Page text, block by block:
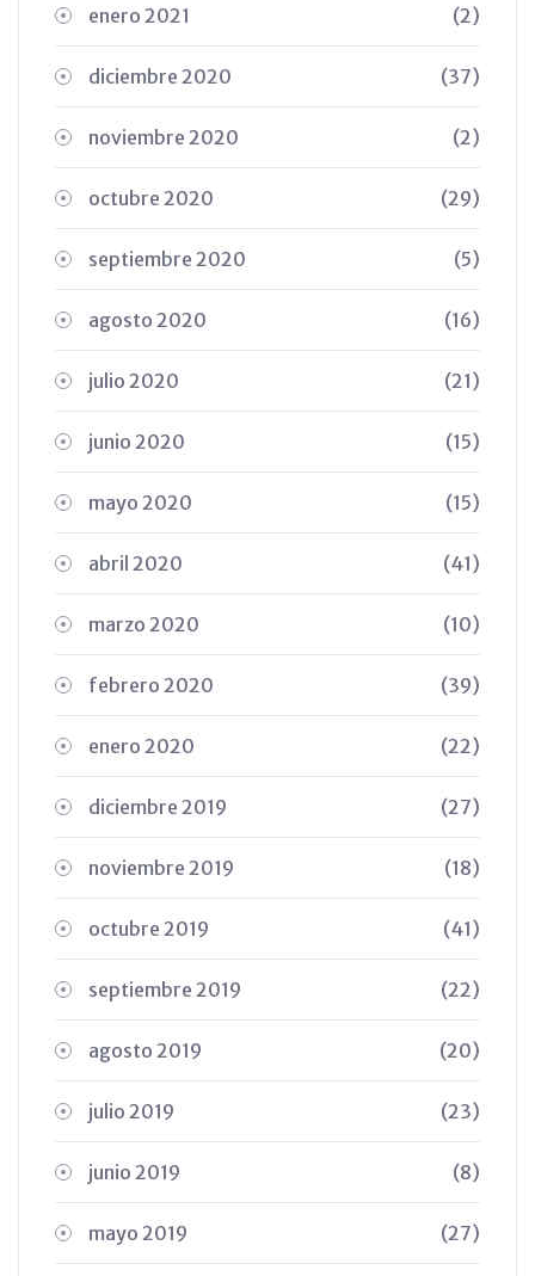
enero 2021 (2)
diciembre 2020 (37)
noviembre 2020 (2)
octubre 2020 (29)
septiembre 2020 (5)
agosto 2020 (16)
julio 2020 (21)
junio 2020 (15)
mayo 2020 (15)
abril 2020 (41)
marzo 2020 (10)
febrero 2020 (39)
enero 2020 (22)
diciembre 2019 (27)
noviembre 2019 (18)
octubre 2019 (41)
septiembre 2019 (22)
agosto 2019 (20)
julio 2019 (23)
junio 2019 (8)
mayo 2019 (27)